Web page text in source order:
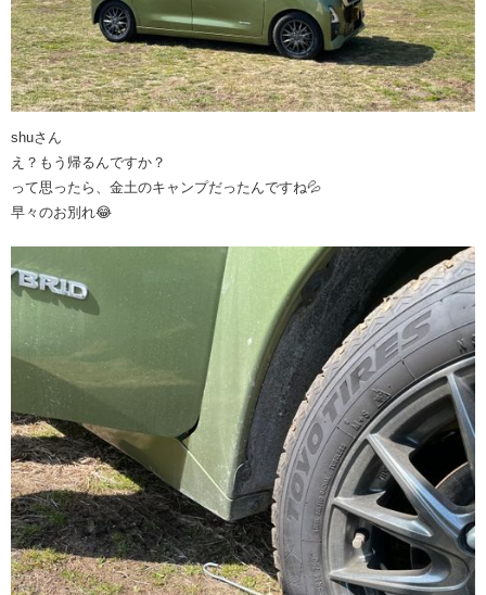
shuさん
え？もう帰るんですか？
って思ったら、金土のキャンプだったんですね💦
早々のお別れ😂